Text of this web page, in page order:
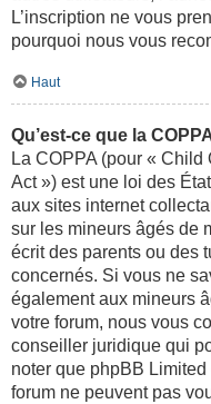
L’inscription ne vous
pourquoi nous vous
Haut
Qu’est-ce que la
La COPPA (pour «
Act ») est une loi des
aux sites internet
sur les mineurs âgés de
écrit des parents ou des
concernés. Si vous ne
également aux mineurs
votre forum, nous vous
conseiller juridique qui
noter que phpBB
forum ne peuvent pas